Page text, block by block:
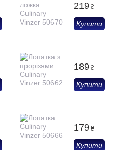
219 ₴
Купити
189 ₴
Купити
179 ₴
Купити